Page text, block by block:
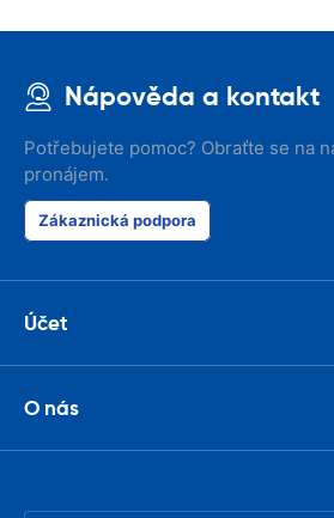
Nápověda a kontakt
Potřebujete pomoc? Obraťte se na
pronájem.
Zákaznická podpora
Účet
O nás